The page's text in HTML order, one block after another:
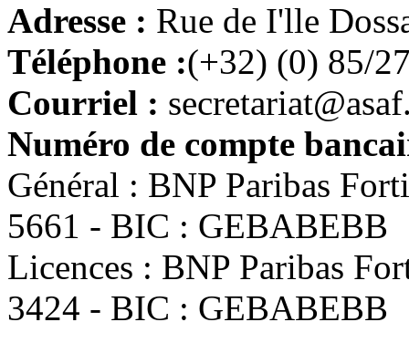
Adresse : Rue de I'lle
Téléphone :(+32) (0) 85/
Courriel :
Numéro de compte
Général : BNP Paribas
5661 - BIC : GEBABEBB
Licences : BNP Paribas
3424 - BIC : GEBABEBB